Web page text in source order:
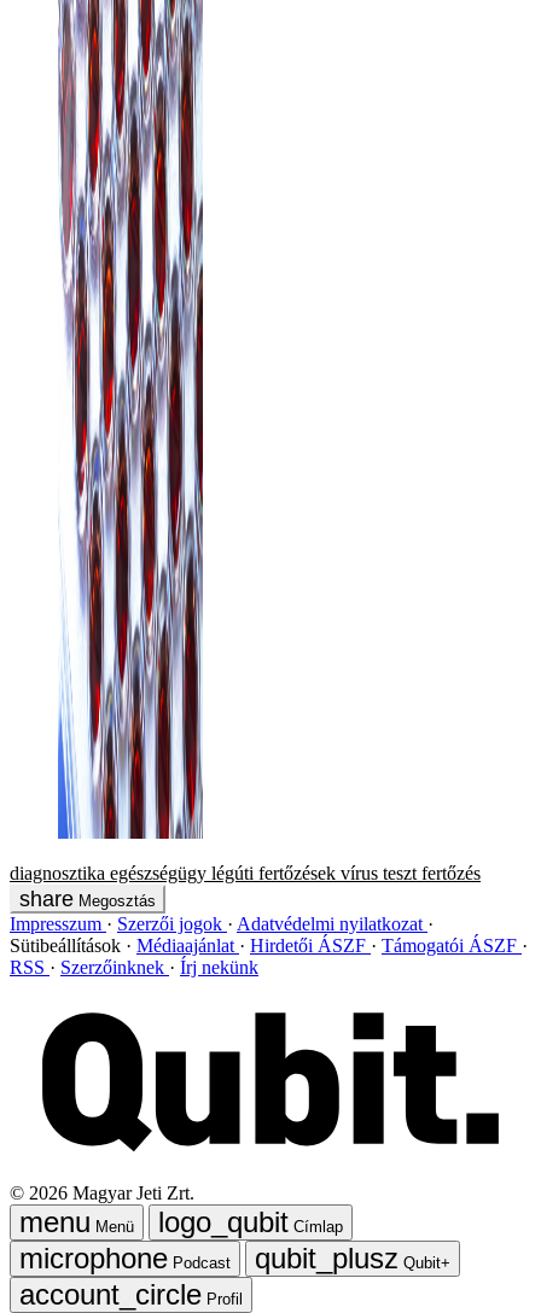
diagnosztika egészségügy légúti fertőzések vírus teszt fertőzés
Megosztás
Impresszum Szerzői jogok
Adatvédelmi nyilatkozat
Sütibeállítások
Médiaajánlat Hirdetői ÁSZF
Támogatói ÁSZF
RSS
Szerzőinknek Írj nekünk
© 2026 Magyar Jeti Zrt.
Menü
Címlap
Podcast
Qubit+
Profil